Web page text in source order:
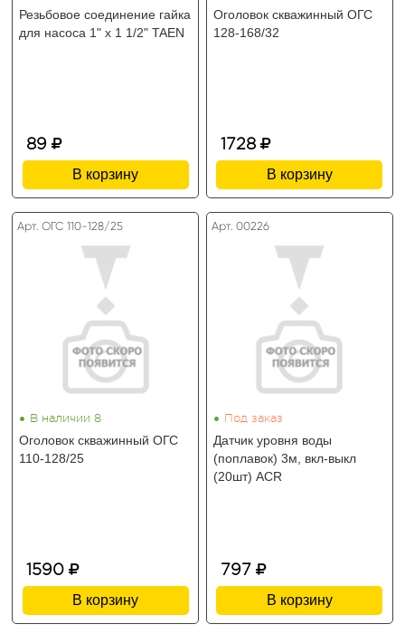
Резьбовое соединение гайка
для насоса 1" x 1 1/2" TAEN
89
В корзину
Оголовок скважинный ОГС
128-168/32
1728
В корзину
Арт. ОГС 110-128/25
• В наличии 8
Оголовок скважинный ОГС
110-128/25
1590
В корзину
Арт. 00226
• Под заказ
Датчик уровня воды
(поплавок) 3м, вкл-выкл
(20шт) ACR
797
В корзину